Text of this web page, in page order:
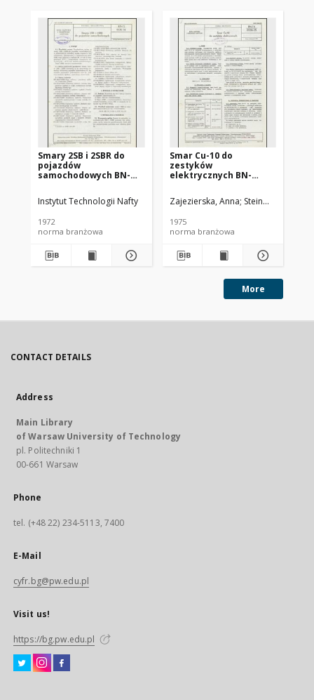
Smary 2SB i 2SBR do
pojazdów
samochodowych BN-
Instytut Technologii Nafty
1972
norma branżowa
Smar Cu-10 do
zestyków
elektrycznych BN-
Zajezierska, Anna Steinmec,
1975
norma branżowa
More
CONTACT DETAILS
Address
Main Library
of Warsaw University of Technology
pl. Politechniki 1
00-661 Warsaw
Phone
tel. (+48 22) 234-5113, 7400
E-Mail
cyfr.bg@pw.edu.pl
Visit us!
https://bg.pw.edu.pl